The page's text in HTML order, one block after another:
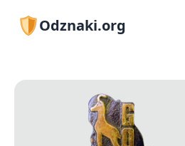
Odznaki.org